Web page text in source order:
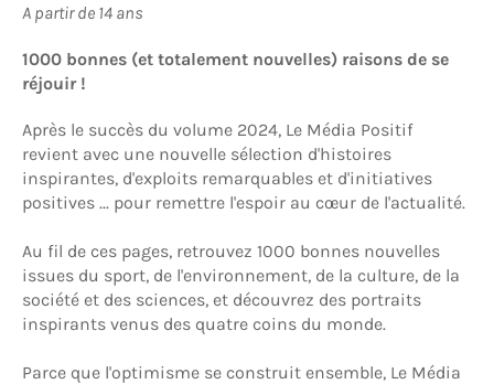
A partir de 14 ans
1000 bonnes (et totalement nouvelles) raisons de se
réjouir !
Après le succès du volume 2024, Le Média Positif
revient avec une nouvelle sélection d'histoires
inspirantes, d'exploits remarquables et d'initiatives
positives ... pour remettre l'espoir au cœur de l'actualité.
Au fil de ces pages, retrouvez 1000 bonnes nouvelles
issues du sport, de l'environnement, de la culture, de la
société et des sciences, et découvrez des portraits
inspirants venus des quatre coins du monde.
Parce que l'optimisme se construit ensemble, Le Média